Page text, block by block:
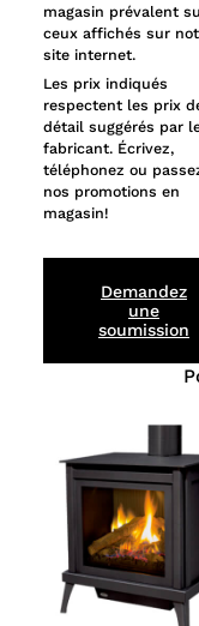
magasin prévalent
ceux affichés sur
site internet.
Les prix indiqués
respectent les prix
détail suggérés par
fabricant. Écrivez,
téléphonez ou
nos promotions en
magasin!
Demandez
une
soumission